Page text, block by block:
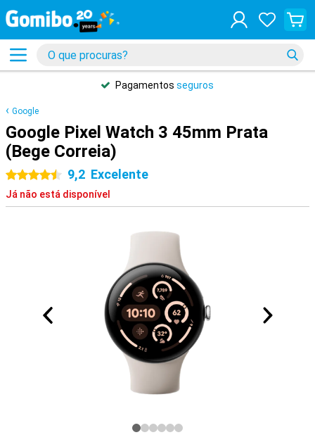
Pagamentos seguros
Google
Google Pixel Watch 3 45mm Prata
(Bege Correia)
4.5 estrelas
9,2 Excelente
Já não está disponível